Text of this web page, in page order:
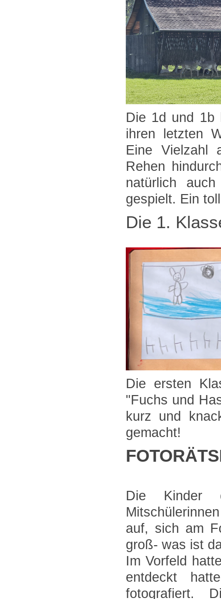
Die 1d und 1b
ihren letzten
Eine Vielzahl
Rehen
natürlich
gespielt. Ein
Die 1.
Die ersten
"Fuchs und
kurz und
gemacht!
Die Kinder
auf, sich am
groß- was ist
Im Vorfeld
entdeckt
fotografiert.